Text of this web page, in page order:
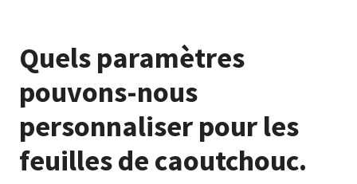
Quels paramètres
pouvons-nous
personnaliser pour les
feuilles de caoutchouc.